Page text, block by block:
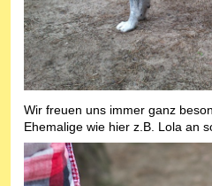
Wir freuen uns immer ganz
Ehemalige wie hier z.B. Lola an